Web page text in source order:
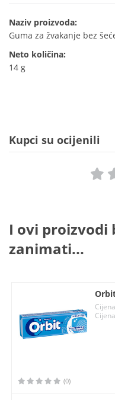
Naziv proizvoda:
Guma za žvakanje bez
Neto količina:
14 g
Kupci su ocijenili
I ovi proizvodi
zanimati...
(0)